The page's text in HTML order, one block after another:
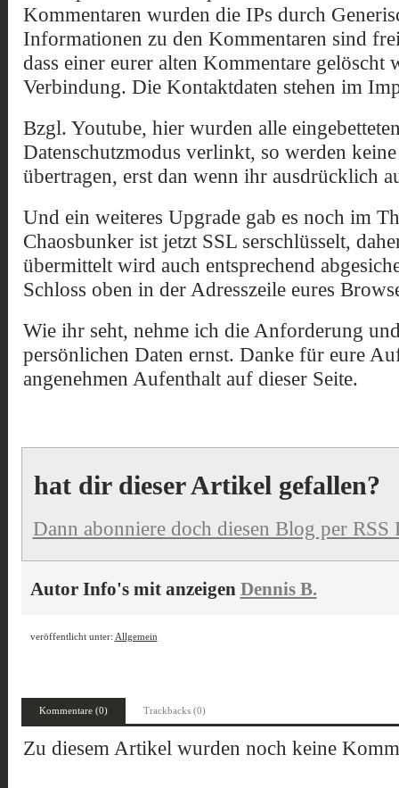
Kommentaren wurden die IPs durch
Informationen zu den Kommentaren sind
dass einer eurer alten Kommentare
Verbindung. Die Kontaktdaten stehen im
Bzgl. Youtube, hier wurden alle
Datenschutzmodus verlinkt, so werden
übertragen, erst dan wenn ihr ausdrücklich
Und ein weiteres Upgrade gab es noch im
Chaosbunker ist jetzt SSL serschlüsselt,
übermittelt wird auch entsprechend
Schloss oben in der Adresszeile eures
Wie ihr seht, nehme ich die Anforderung
persönlichen Daten ernst. Danke für eure
angenehmen Aufenthalt auf dieser Seite.
hat dir dieser Artikel gefallen?
Dann abonniere doch diesen Blog per RSS
Autor Info's mit anzeigen Dennis B.
veröffentlicht unter: Allgemein
Kommentare (0) Trackbacks (0)
Zu diesem Artikel wurden noch keine